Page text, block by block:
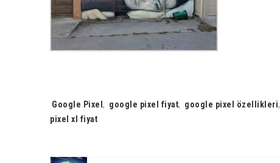
Tags:
Google Pixel , google pixel fiyat, google pixel özellikleri,
pixel xl fiyat